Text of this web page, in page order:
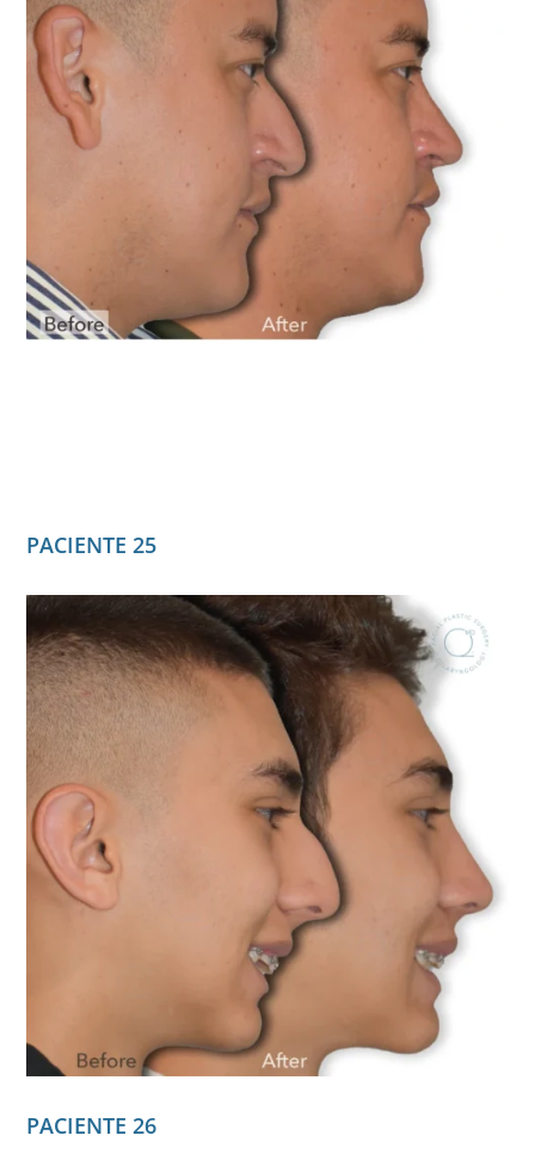
PACIENTE 25
PACIENTE 26